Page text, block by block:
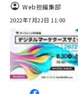
Web担編集部
2022年7月22日 11:00